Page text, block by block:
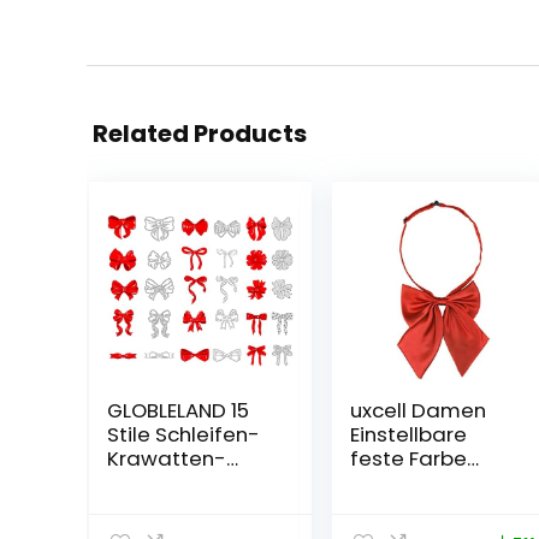
Related Products
GLOBLELAND 15
Stile Schleifen-
Krawatten-
Stanzformen für
uxcell Damen
Einstellbare
feste Farbe
Krawatte